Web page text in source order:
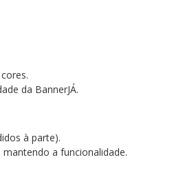
da BannerJÁ.
à parte).
a funcionalidade.